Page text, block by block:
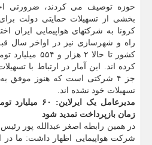
حوزه توصیف می کردند، ضرورتی
بخشی از تسهیلات حمایتی دولت
کرونا به شرکتهای هواپیمایی ایران
راه و شهرسازی نیز در اواخر سال
کشور تا حالا ۲
کرده اند. این آمار در ارتباط با
جز ۴ شرکتی است که هنوز موفق
تسهیلات خود نشده اند.
مدیرعامل یک
زمان بازپرداخت تمدید شود
در همین رابطه اصغر عبدالله پور